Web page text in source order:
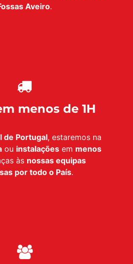
Aveiro.
menos de 1H
de Portugal, estaremos na
ou instalações em menos
às nossas equipas
por todo o País.